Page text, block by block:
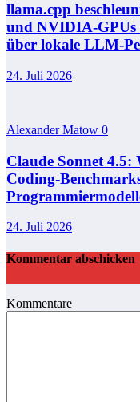
llama.cpp
und NVIDIA-GPUs
über lokale LLM-
24. Juli 2026
Alexander Matow 0
Claude Sonnet
24. Juli 2026
Kommentar abschicken
Kommentare